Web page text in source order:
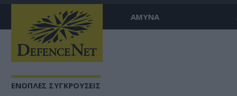
ΑΜΥΝΑ
ΕΝΟΠΛΕΣ ΣΥΓΚΡΟΥΣΕΙΣ